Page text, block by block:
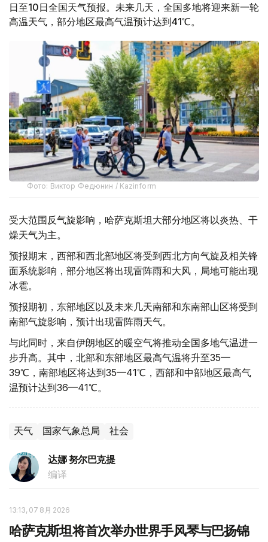
日至10日全国天气预报。未来几天，全国多地将迎来新一轮
高温天气，部分地区最高气温预计达到41℃。
Фото: Виктор Федюнин / Kazinform
受大范围反气旋影响，哈萨克斯坦大部分地区将以炎热、干
燥天气为主。
预报期末，西部和西北部地区将受到西北方向气旋及相关锋
面系统影响，部分地区将出现雷阵雨和大风，局地可能出现
冰雹。
预报期初，东部地区以及未来几天南部和东南部山区将受到
南部气旋影响，预计出现雷阵雨天气。
与此同时，来自伊朗地区的暖空气将推动全国多地气温进一
步升高。其中，北部和东部地区最高气温将升至35—
39℃，南部地区将达到35—41℃，西部和中部地区最高气
温预计达到36—41℃。
天气 国家气象总局 社会
达娜 努尔巴克提
编译
13:13, 07 8月 2026
哈萨克斯坦将首次举办世界手风琴与巴扬锦